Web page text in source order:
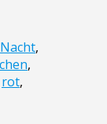
Nacht,
,
rot,